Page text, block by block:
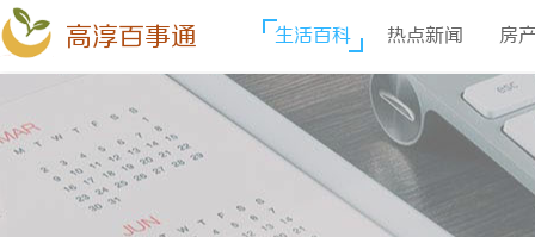
高淳百事通 生活百科 热点新闻 房